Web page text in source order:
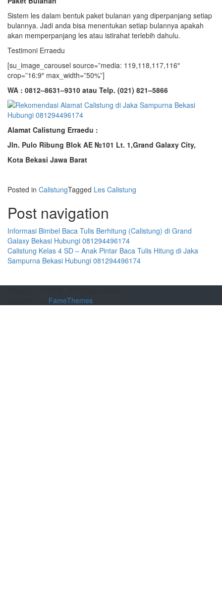
Sistem les dalam bentuk paket bulanan yang diperpanjang setiap
bulannya. Jadi anda bisa menentukan setiap bulannya apakah
akan memperpanjang les atau istirahat terlebih dahulu.
Testimoni Erraedu
[su_image_carousel source=”media: 119,118,117,116″
crop=”16:9″ max_width=”50%”]
WA : 0812–8631–9310 atau Telp. (021) 821–5866
Alamat Calistung Erraedu :
Jln. Pulo Ribung Blok AE №101 Lt. 1,Grand Galaxy City,
Kota Bekasi Jawa Barat
Posted in CalistungTagged Les Calistung
Post navigation
Informasi Bimbel Baca Tulis Berhitung (Calistung) di Grand
Galaxy Bekasi Hubungi 081294496174
Calistung Kelas 4 SD – Anak Pintar Baca Tulis Hitung di Jaka
Sampurna Bekasi Hubungi 081294496174
FameThemes